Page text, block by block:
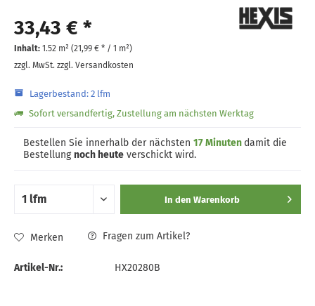
33,43 € *
Inhalt: 1.52 m² (21,99 € * / 1 m²)
zzgl. MwSt. zzgl. Versandkosten
Lagerbestand: 2 lfm
Sofort versandfertig, Zustellung am nächsten Werktag
Bestellen Sie innerhalb der nächsten 17 Minuten damit die
Bestellungnoch heute verschickt wird.
In den Warenkorb
Merken Fragen zum Artikel?
Artikel-Nr.: HX20280B